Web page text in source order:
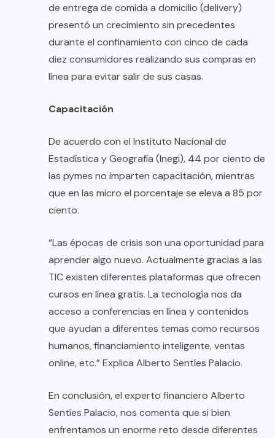
de entrega de comida a domicilio (delivery)
presentó un crecimiento sin precedentes
durante el confinamiento con cinco de cada
diez consumidores realizando sus compras en
línea para evitar salir de sus casas.
Capacitación
De acuerdo con el Instituto Nacional de
Estadística y Geografía (Inegi), 44 por ciento de
las pymes no imparten capacitación, mientras
que en las micro el porcentaje se eleva a 85 por
ciento.
“Las épocas de crisis son una oportunidad para
aprender algo nuevo. Actualmente gracias a las
TIC existen diferentes plataformas que ofrecen
cursos en línea gratis. La tecnología nos da
acceso a conferencias en línea y contenidos
que ayudan a diferentes temas como recursos
humanos, financiamiento inteligente, ventas
online, etc.” Explica Alberto Sentíes Palacio.
En conclusión, el experto financiero Alberto
Sentíes Palacio, nos comenta que si bien
enfrentamos un enorme reto desde diferentes